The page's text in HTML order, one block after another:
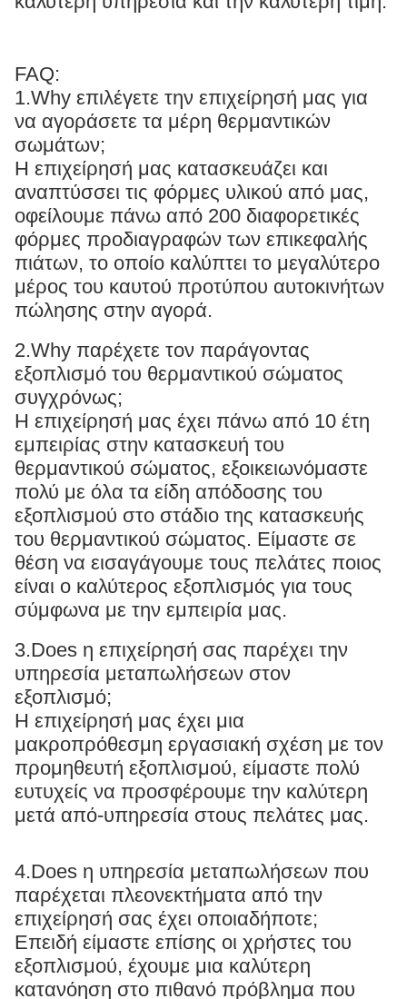
FAQ:
1.Why επιλέγετε την επιχείρησή μας για
να αγοράσετε τα μέρη θερμαντικών
σωμάτων;
Η επιχείρησή μας κατασκευάζει και
αναπτύσσει τις φόρμες υλικού από μας,
οφείλουμε πάνω από 200 διαφορετικές
φόρμες προδιαγραφών των επικεφαλής
πιάτων, το οποίο καλύπτει το μεγαλύτερο
μέρος του καυτού προτύπου αυτοκινήτων
πώλησης στην αγορά.
2.Why παρέχετε τον παράγοντας
εξοπλισμό του θερμαντικού σώματος
συγχρόνως;
Η επιχείρησή μας έχει πάνω από 10 έτη
εμπειρίας στην κατασκευή του
θερμαντικού σώματος, εξοικειωνόμαστε
πολύ με όλα τα είδη απόδοσης του
εξοπλισμού στο στάδιο της κατασκευής
του θερμαντικού σώματος. Είμαστε σε
θέση να εισαγάγουμε τους πελάτες ποιος
είναι ο καλύτερος εξοπλισμός για τους
σύμφωνα με την εμπειρία μας.
3.Does η επιχείρησή σας παρέχει την
υπηρεσία μεταπωλήσεων στον
εξοπλισμό;
Η επιχείρησή μας έχει μια
μακροπρόθεσμη εργασιακή σχέση με τον
προμηθευτή εξοπλισμού, είμαστε πολύ
ευτυχείς να προσφέρουμε την καλύτερη
μετά από-υπηρεσία στους πελάτες μας.
4.Does η υπηρεσία μεταπωλήσεων που
παρέχεται πλεονεκτήματα από την
επιχείρησή σας έχει οποιαδήποτε;
Επειδή είμαστε επίσης οι χρήστες του
εξοπλισμού, έχουμε μια καλύτερη
κατανόηση στο πιθανό πρόβλημα που